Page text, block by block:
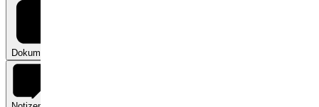
Dokumente